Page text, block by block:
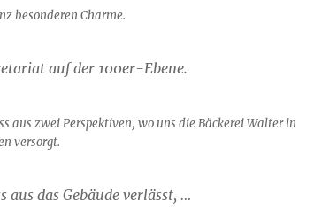
besonderen Charme.
auf der 100er-Ebene.
aus zwei Perspektiven, wo uns die Bäckerei Walter in
versorgt.
aus das Gebäude verlässt, …